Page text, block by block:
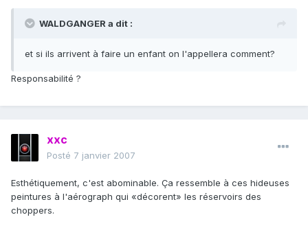
WALDGANGER a dit :
et si ils arrivent à faire un enfant on l'appellera comment?
Responsabilité ?
xxc
Posté 7 janvier 2007
Esthétiquement, c'est abominable. Ça ressemble à ces hideuses
peintures à l'aérograph qui «décorent» les réservoirs des
choppers.